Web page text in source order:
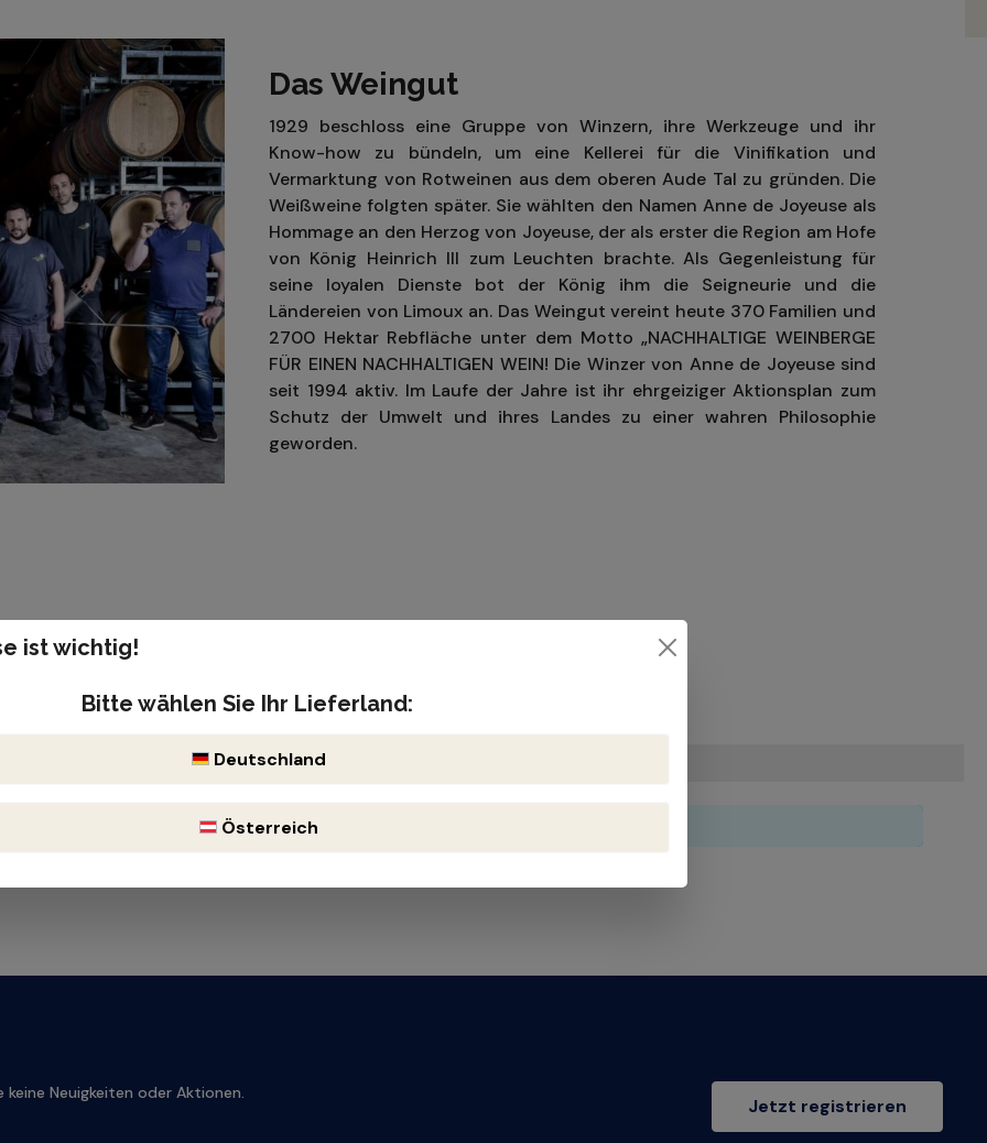
Das Weingut
1929 beschloss eine Gruppe von Winzern, ihre Werkzeuge und ihr
Know-how zu bündeln, um eine Kellerei für die Vinifikation und
Vermarktung von Rotweinen aus dem oberen Aude Tal zu gründen. Die
Weißweine folgten später. Sie wählten den Namen Anne de Joyeuse als
Hommage an den Herzog von Joyeuse, der als erster die Region am Hofe
von König Heinrich III zum Leuchten brachte. Als Gegenleistung für
seine loyalen Dienste bot der König ihm die Seigneurie und die
Ländereien von Limoux an. Das Weingut vereint heute 370 Familien und
2700 Hektar Rebfläche unter dem Motto „NACHHALTIGE WEINBERGE
FÜR EINEN NACHHALTIGEN WEIN! Die Winzer von Anne de Joyeuse sind
seit 1994 aktiv. Im Laufe der Jahre ist ihr ehrgeiziger Aktionsplan zum
Schutz der Umwelt und ihres Landes zu einer wahren Philosophie
geworden.
Neuigkeiten oder Aktionen.
Jetzt registrieren
ist wichtig!
Bitte wählen Sie Ihr Lieferland:
Deutschland
Österreich